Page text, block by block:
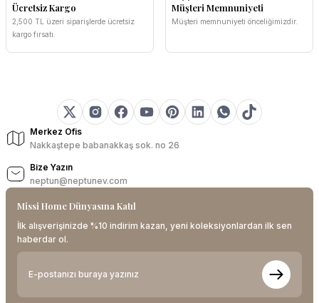
Ücretsiz Kargo
2,500 TL üzeri siparişlerde ücretsiz
kargo fırsatı.
Müşteri Memnuniyeti
Müşteri memnuniyeti önceliğimizdir.
Merkez Ofis
Nakkaştepe babanakkaş sok. no 26
Bize Yazın
neptun@neptunev.com
Missi Home Dünyasına Katıl
İlk alışverişinizde %10 indirim kazan, yeni koleksiyonlardan ilk sen
haberdar ol.